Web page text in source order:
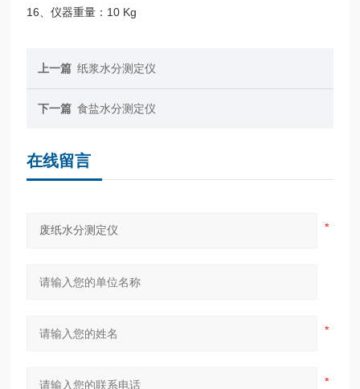
16、仪器重量：10 Kg
上一篇 纸浆水分测定仪
下一篇 食盐水分测定仪
在线留言